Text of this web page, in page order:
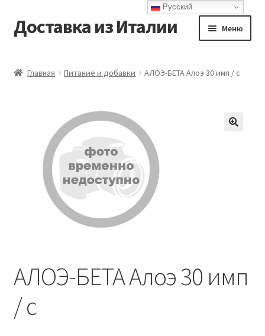
Перейти
к
Перейти
к
Доставка из Италии Меню
Корзина
Мой аккаунт
Оформление заказа
Главная Питание и добавки АЛОЭ-БЕТА Алоэ 30 имп / с
АЛОЭ-БЕТА Алоэ 30 имп
/ с
Русский